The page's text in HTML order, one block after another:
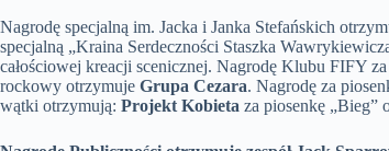
Nagrodę specjalną im. Jacka i Janka Stefańskich
specjalną „Kraina Serdeczności Staszka
całościowej kreacji scenicznej. Nagrodę Klubu FIFY
rockowy otrzymuje Grupa Cezara. Nagrodę za
wątki otrzymują: Projekt Kobieta za piosenkę „Bieg”